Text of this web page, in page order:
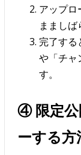
アップロ
まましば
完了する
や「チャ
す。
④ 限定公
ーする方